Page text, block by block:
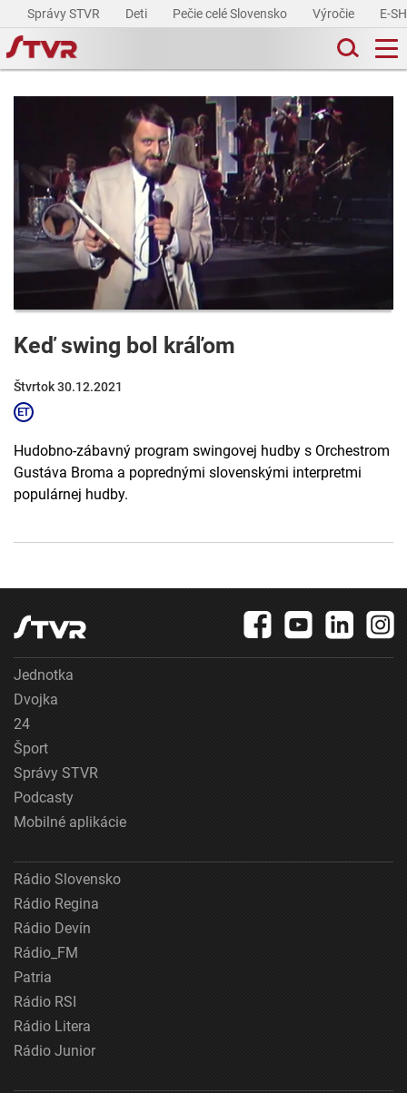
Správy STVR Deti Pečie celé Slovensko Výročie E-
Keď swing bol kráľom
Štvrtok 30.12.2021
Hudobno-zábavný program swingovej hudby s Orchestrom
Gustáva Broma a poprednými slovenskými interpretmi
populárnej hudby.
Jednotka
Dvojka
24
Šport
Správy STVR
Podcasty
Mobilné aplikácie
Rádio Slovensko
Rádio Regina
Rádio Devín
Rádio_FM
Patria
Rádio RSI
Rádio Litera
Rádio Junior